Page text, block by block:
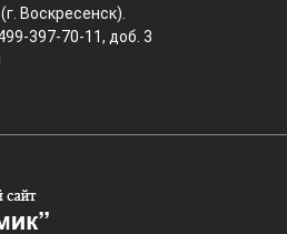
Воскресенск).
397-70-11, доб. 3